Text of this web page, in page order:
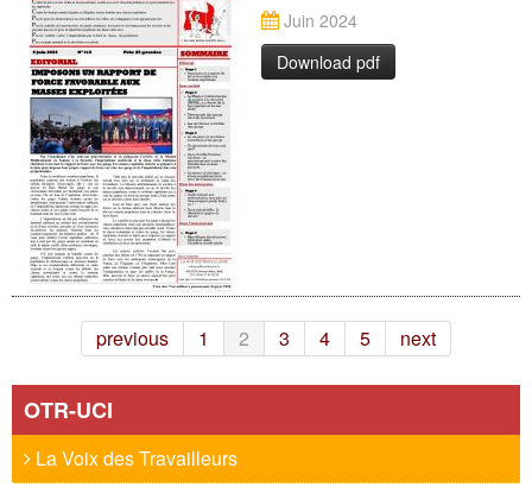
Juin 2024
Download pdf
previous 1 2 3 4 5 next
OTR-UCI
La Voix des Travailleurs